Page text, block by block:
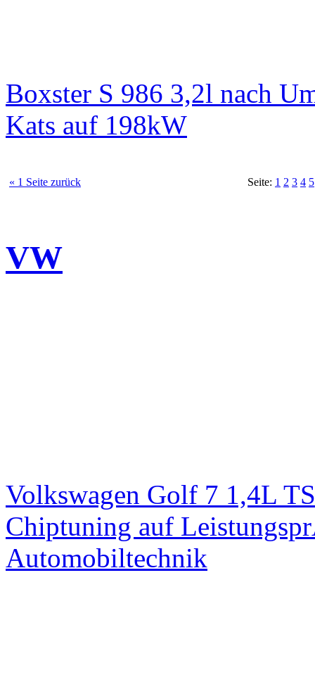
Boxster S 986 3,2l nach
Kats auf 198kW
« 1 Seite zurück Seite: 1 2 3 4 5
VW
Volkswagen Golf 7 1,4L
Chiptuning auf
Automobiltechnik